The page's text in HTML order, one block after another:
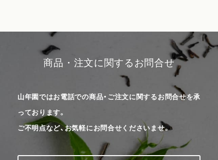
商品・注文に関するお問合せ
山年園ではお電話での商品・ご注文に関するお問合せを承
っております。
ご不明点など、お気軽にお問合せくださいませ。